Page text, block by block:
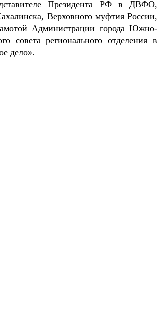
Президента РФ в ДВФО,
Верховного муфтия России,
Администрации города Южно-
совета регионального отделения в
дело».